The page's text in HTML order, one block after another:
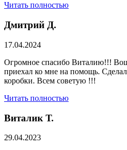
Читать полностью
Дмитрий Д.
17.04.2024
Огромное спасибо Виталию!!!
приехал ко мне на помощь.
коробки. Всем советую !!!
Читать полностью
Виталик Т.
29.04.2023